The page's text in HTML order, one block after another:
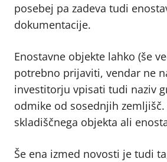
posebej pa zadeva tudi
dokumentacije.
Enostavne objekte lahko (še
potrebno prijaviti, vendar ne
investitorju vpisati tudi naziv
odmike od sosednjih
skladiščnega objekta ali
Še ena izmed novosti je tudi